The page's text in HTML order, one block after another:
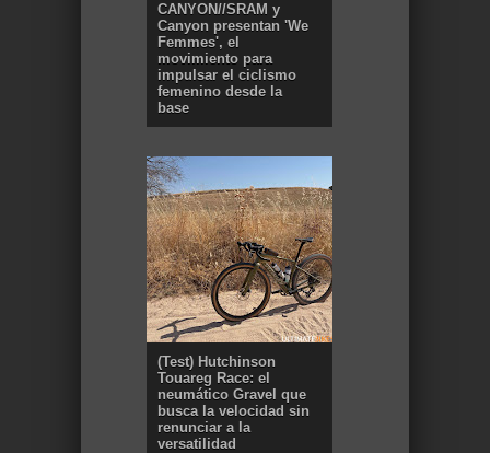
CANYON//SRAM y
Canyon presentan 'We
Femmes', el
movimiento para
impulsar el ciclismo
femenino desde la
base
(Test) Hutchinson
Touareg Race: el
neumático Gravel que
busca la velocidad sin
renunciar a la
versatilidad